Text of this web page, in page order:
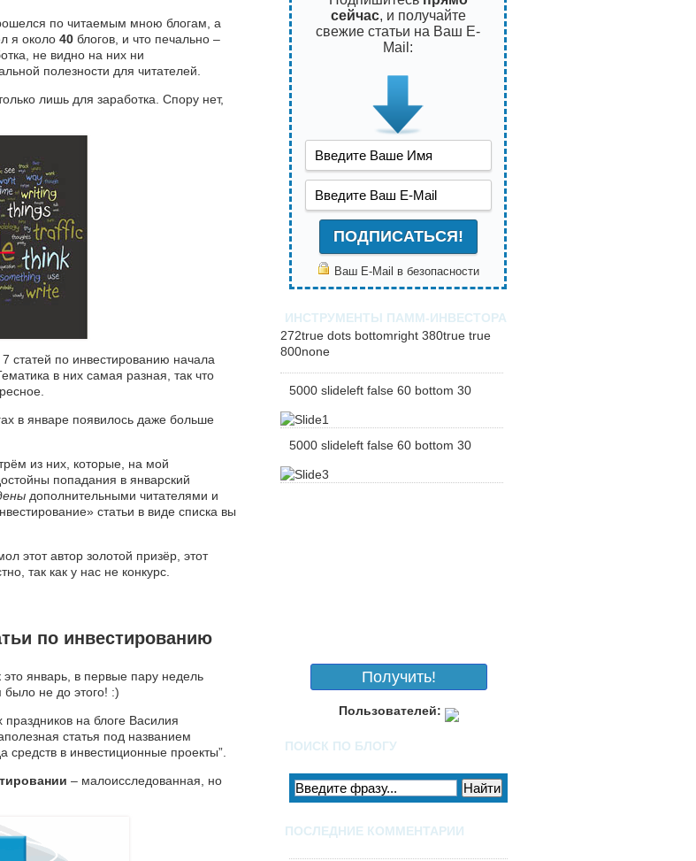
по читаемым мною блогам, а
я около 40 блогов, и что печально –
не видно на них ни
полезности для читателей.
только лишь для заработка. Спору нет,
статей по инвестированию начала
в них самая разная, так что
в январе появилось даже больше
из них, которые, на мой
попадания в январский
дополнительными читателями и
статьи в виде списка вы
этот автор золотой призёр, этот
так как у нас не конкурс.
по инвестированию
январь, в первые пару недель
не до этого! :)
на блоге Василия
статья под названием
в инвестиционные проекты”.
– малоисследованная, но
сейчас, и получайте
свежие статьи на Ваш E-
Mail:
Ваш E-Mail в безопасности
ИНСТРУМЕНТЫ ПАММ-ИНВЕСТОРА
272true dots bottomright 380true true
800none
5000 slideleft false 60 bottom 30
5000 slideleft false 60 bottom 30
Получить!
Пользователей:
ПОИСК ПО БЛОГУ
ПОСЛЕДНИЕ КОММЕНТАРИИ